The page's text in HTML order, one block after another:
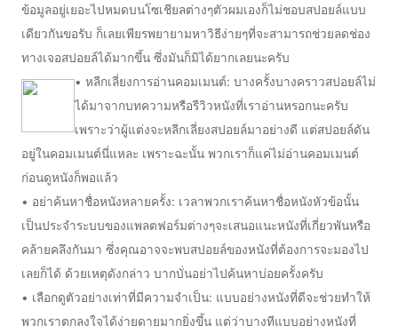
ข้อมูลอยู่เยอะไปหมดบนโซเชียลต่างๆตัวผมเองก็ไม่ชอบสปอยล์แบบ
เดียวกันขอรับ ก็เลยเพียรพยายามหาวิธีง่ายๆที่จะสามารถช่วยลดช่อง
ทางเจอสปอยล์ได้มากขึ้น ซึ่งมันก็มิได้ยากเลยนะครับ
• หลีกเลี่ยงการอ่านคอมเมนต์: บางครั้งบางคราวสปอยล์ไม่
ได้มาจากบทความหรือรีวิวหนังที่เราอ่านหรอกนะครับ
เพราะว่าผู้แต่งจะหลีกเลี่ยงสปอยล์มาอย่างดี แต่สปอยล์ดัน
อยู่ในคอมเมนต์นี่แหละ เพราะฉะนั้น พวกเราก็แค่ไม่อ่านคอมเมนต์
ก่อนดูหนังก็พอแล้ว
• อย่าค้นหาชื่อหนังหลายครั้ง: เวลาพวกเราค้นหาชื่อหนังหัวข้อนั้น
เป็นประจำระบบของแพลตฟอร์มต่างๆจะเสนอแนะหนังที่เกี่ยวพันหรือ
คล้ายคลึงกันมา ซึ่งคุณอาจจะพบสปอยล์ของหนังที่ต้องการจะมองไป
เลยก็ได้ ด้วยเหตุดังกล่าว บากบั่นอย่าไปค้นหาบ่อยครั้งครับ
• เลือกดูตัวอย่างเท่าที่มีความจำเป็น: แบบอย่างหนังที่ดีจะช่วยทำให้
พวกเราตกลงใจได้ง่ายดายมากยิ่งขึ้น แต่ว่าบางทีแบบอย่างหนังที่